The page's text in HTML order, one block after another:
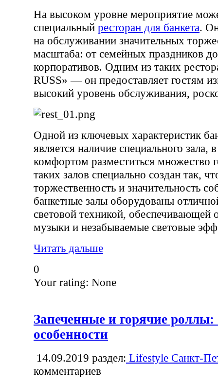
На высоком уровне мероприятие
специальный ресторан для банкета.
на обслуживании значительных
масштаба: от семейных праздников
корпоративов. Одним из таких
RUSS» — он предоставляет гостям
высокий уровень обслуживания,
Одной из ключевых характеристик
является наличие специального зала,
комфортом разместиться множество
таких залов специально создан так,
торжественность и значительность
банкетные залы оборудованы
световой техникой, обеспечивающей
музыки и незабываемые световые
Читать дальше
0
Your rating: None
Запеченные и горячие
особенности
14.09.2019 раздел: Lifestyle Санкт-
комментариев